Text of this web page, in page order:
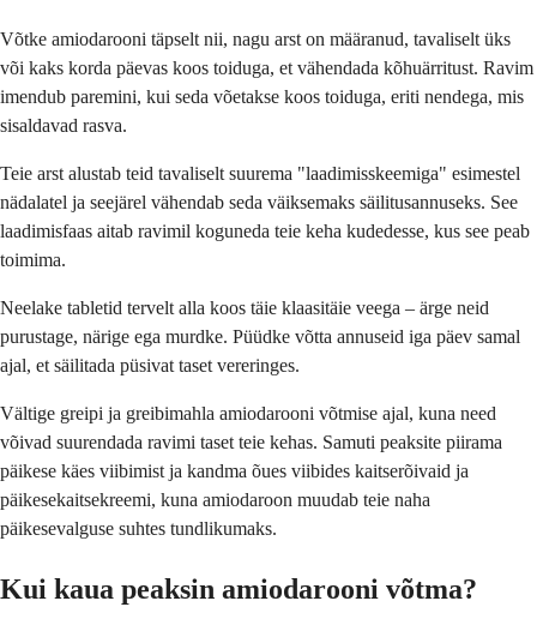
Võtke amiodarooni täpselt nii, nagu arst on määranud, tavaliselt üks
või kaks korda päevas koos toiduga, et vähendada kõhuärritust. Ravim
imendub paremini, kui seda võetakse koos toiduga, eriti nendega, mis
sisaldavad rasva.
Teie arst alustab teid tavaliselt suurema "laadimisskeemiga" esimestel
nädalatel ja seejärel vähendab seda väiksemaks säilitusannuseks. See
laadimisfaas aitab ravimil koguneda teie keha kudedesse, kus see peab
toimima.
Neelake tabletid tervelt alla koos täie klaasitäie veega – ärge neid
purustage, närige ega murdke. Püüdke võtta annuseid iga päev samal
ajal, et säilitada püsivat taset vereringes.
Vältige greipi ja greibimahla amiodarooni võtmise ajal, kuna need
võivad suurendada ravimi taset teie kehas. Samuti peaksite piirama
päikese käes viibimist ja kandma õues viibides kaitserõivaid ja
päikesekaitsekreemi, kuna amiodaroon muudab teie naha
päikesevalguse suhtes tundlikumaks.
Kui kaua peaksin amiodarooni võtma?